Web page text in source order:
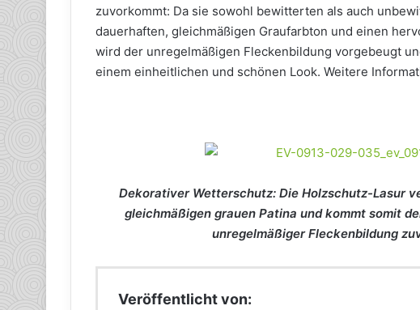
zuvorkommt: Da sie sowohl bewitterten als auch
dauerhaften, gleichmäßigen Graufarbton und einen
wird der unregelmäßigen Fleckenbildung vorgebeugt
einem einheitlichen und schönen Look. Weitere
Dekorativer Wetterschutz: Die Holzschutz-Lasur
gleichmäßigen grauen Patina und kommt somit
unregelmäßiger Fleckenbildung
Veröffentlicht von: